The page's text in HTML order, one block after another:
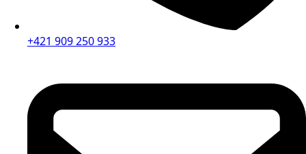
+421 909 250 933